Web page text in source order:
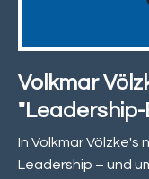
Volkmar
In Volkmar
Leadership – und